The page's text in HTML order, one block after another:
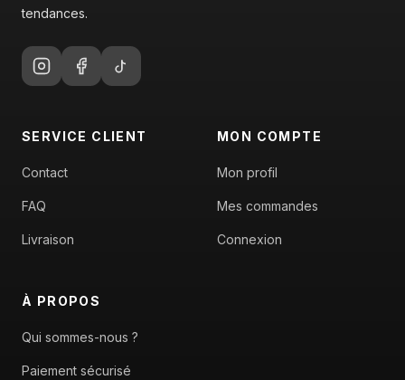
tendances.
SERVICE CLIENT
Contact
FAQ
Livraison
MON COMPTE
Mon profil
Mes commandes
Connexion
À PROPOS
Qui sommes-nous ?
Paiement sécurisé